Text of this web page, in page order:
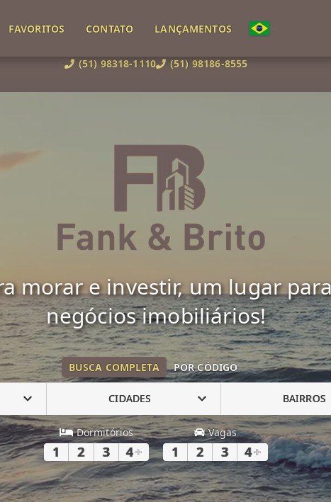
(51) 98318-1110 (51) 98186-8555
FAVORITOS CONTATO LANÇAMENTOS
morar e investir, um lugar
negócios imobiliários!
BUSCA COMPLETA POR CÓDIGO
CIDADES BAIRROS
Dormitórios
1 2 3 4+
Vagas
1 2 3 4+